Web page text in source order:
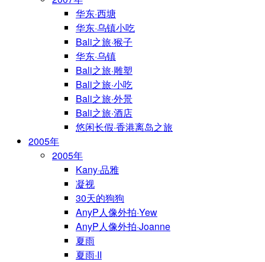
华东·西塘
华东·乌镇小吃
Bali之旅·猴子
华东·乌镇
Bali之旅·雕塑
Bali之旅·小吃
Bali之旅·外景
Bali之旅·酒店
悠闲长假·香港离岛之旅
2005年
2005年
Kany·品雅
凝视
30天的狗狗
AnyP人像外拍·Yew
AnyP人像外拍·Joanne
夏雨
夏雨·II